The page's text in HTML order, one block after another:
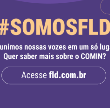
Federal do Rio
Federal de Santa
no Brasil e o papel
Federal do